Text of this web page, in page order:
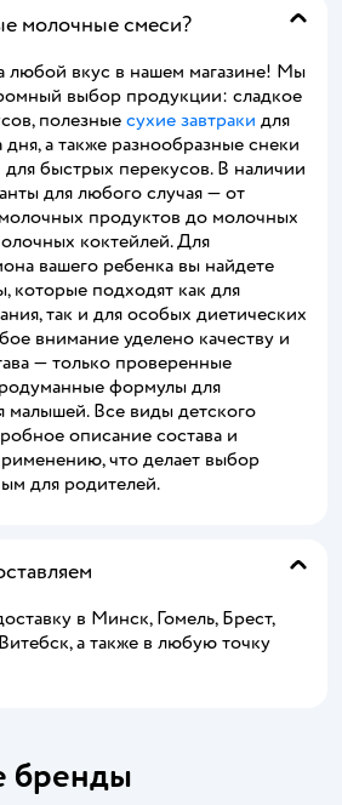
молочные смеси?
любой вкус в нашем магазине! Мы
выбор продукции: сладкое
полезные сухие завтраки для
дня, а также разнообразные снеки
для быстрых перекусов. В наличии
для любого случая — от
продуктов до молочных
коктейлей. Для
вашего ребенка вы найдете
которые подходят как для
так и для особых диетических
внимание уделено качеству и
— только проверенные
формулы для
малышей. Все виды детского
описание состава и
что делает выбор
для родителей.
в Минск, Гомель, Брест,
а также в любую точку
бренды